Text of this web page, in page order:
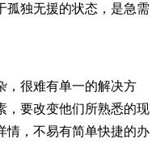
孤独无援的状态，是急需
，很难有单一的解决方
，要改变他们所熟悉的现
情，不易有简单快捷的办